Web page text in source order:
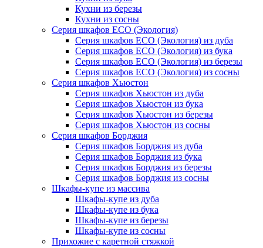
Кухни из березы
Кухни из сосны
Серия шкафов ECO (Экология)
Серия шкафов ECO (Экология) из дуба
Серия шкафов ECO (Экология) из бука
Серия шкафов ECO (Экология) из березы
Серия шкафов ECO (Экология) из сосны
Серия шкафов Хьюстон
Серия шкафов Хьюстон из дуба
Серия шкафов Хьюстон из бука
Серия шкафов Хьюстон из березы
Серия шкафов Хьюстон из сосны
Серия шкафов Борджия
Серия шкафов Борджия из дуба
Серия шкафов Борджия из бука
Серия шкафов Борджия из березы
Серия шкафов Борджия из сосны
Шкафы-купе из массива
Шкафы-купе из дуба
Шкафы-купе из бука
Шкафы-купе из березы
Шкафы-купе из сосны
Прихожие с каретной стяжкой